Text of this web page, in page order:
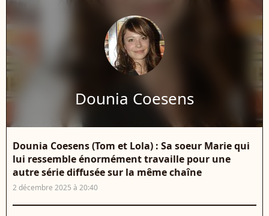
Dounia Coesens
Dounia Coesens (Tom et Lola) : Sa soeur Marie qui
lui ressemble énormément travaille pour une
autre série diffusée sur la même chaîne
2 décembre 2025 à 20:40